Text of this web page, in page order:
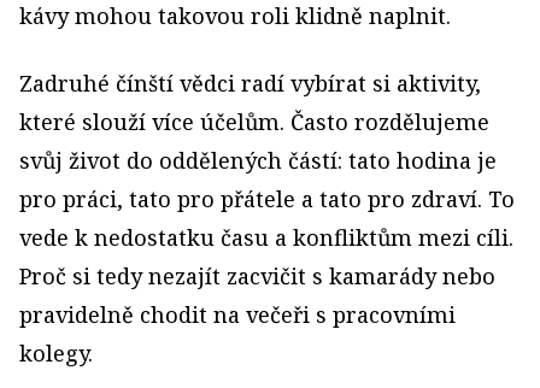
kávy mohou takovou roli klidně naplnit.
Zadruhé čínští vědci radí vybírat si aktivity,
které slouží více účelům. Často rozdělujeme
svůj život do oddělených částí: tato hodina je
pro práci, tato pro přátele a tato pro zdraví. To
vede k nedostatku času a konfliktům mezi cíli.
Proč si tedy nezajít zacvičit s kamarády nebo
pravidelně chodit na večeři s pracovními
kolegy.